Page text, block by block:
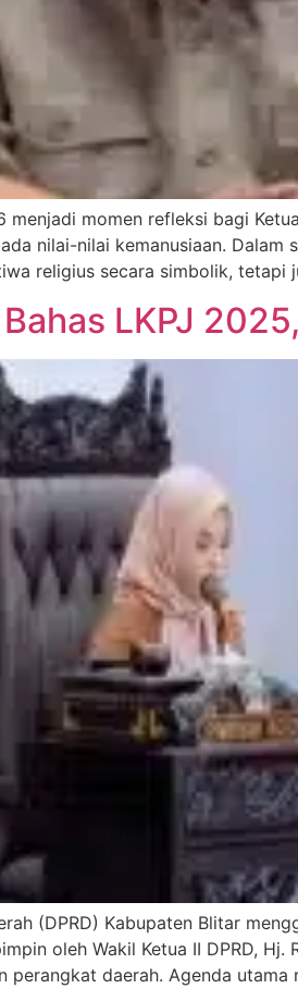
momen refleksi bagi
nilai-nilai kemanusiaan. Dalam
religius secara simbolik,
LKPJ
(DPRD) Kabupaten Blitar
oleh Wakil Ketua II DPRD,
perangkat daerah. Agenda